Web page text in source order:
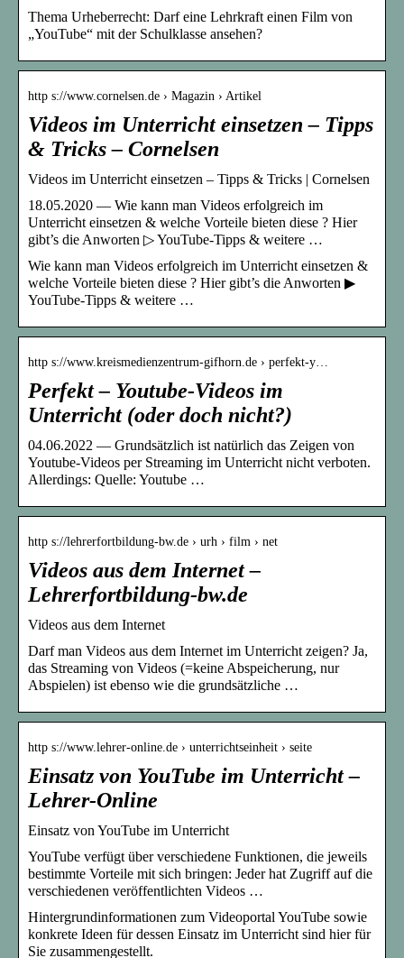
Thema Urheberrecht: Darf eine Lehrkraft einen Film von
„YouTube“ mit der Schulklasse ansehen?
http s://www.cornelsen.de › Magazin › Artikel
Videos im Unterricht einsetzen – Tipps
& Tricks – Cornelsen
Videos im Unterricht einsetzen – Tipps & Tricks | Cornelsen
18.05.2020 — Wie kann man Videos erfolgreich im
Unterricht einsetzen & welche Vorteile bieten diese ? Hier
gibt’s die Anworten ▷ YouTube-Tipps & weitere …
Wie kann man Videos erfolgreich im Unterricht einsetzen &
welche Vorteile bieten diese ? Hier gibt’s die Anworten ▶
YouTube-Tipps & weitere …
http s://www.kreismedienzentrum-gifhorn.de › perfekt-y…
Perfekt – Youtube-Videos im
Unterricht (oder doch nicht?)
04.06.2022 — Grundsätzlich ist natürlich das Zeigen von
Youtube-Videos per Streaming im Unterricht nicht verboten.
Allerdings: Quelle: Youtube …
http s://lehrerfortbildung-bw.de › urh › film › net
Videos aus dem Internet –
Lehrerfortbildung-bw.de
Videos aus dem Internet
Darf man Videos aus dem Internet im Unterricht zeigen? Ja,
das Streaming von Videos (=keine Abspeicherung, nur
Abspielen) ist ebenso wie die grundsätzliche …
http s://www.lehrer-online.de › unterrichtseinheit › seite
Einsatz von YouTube im Unterricht –
Lehrer-Online
Einsatz von YouTube im Unterricht
YouTube verfügt über verschiedene Funktionen, die jeweils
bestimmte Vorteile mit sich bringen: Jeder hat Zugriff auf die
verschiedenen veröffentlichten Videos …
Hintergrundinformationen zum Videoportal YouTube sowie
konkrete Ideen für dessen Einsatz im Unterricht sind hier für
Sie zusammengestellt.